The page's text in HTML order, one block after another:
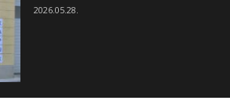
2026.05.28.